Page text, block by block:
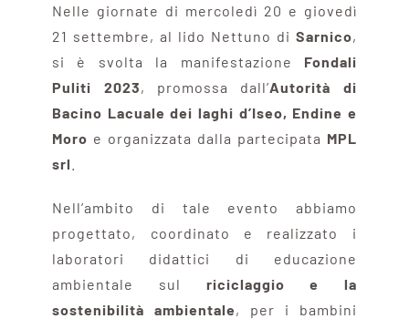
Nelle giornate di mercoledì 20 e giovedì
21 settembre, al lido Nettuno di Sarnico,
si è svolta la manifestazione Fondali
Puliti 2023, promossa dall’Autorità di
Bacino Lacuale dei laghi d’Iseo, Endine e
Moro e organizzata dalla partecipata MPL
srl
Nell’ambito di tale evento abbiamo
progettato, coordinato e realizzato i
laboratori didattici di educazione
ambientale sul riciclaggio e la
sostenibilità ambientale, per i bambini